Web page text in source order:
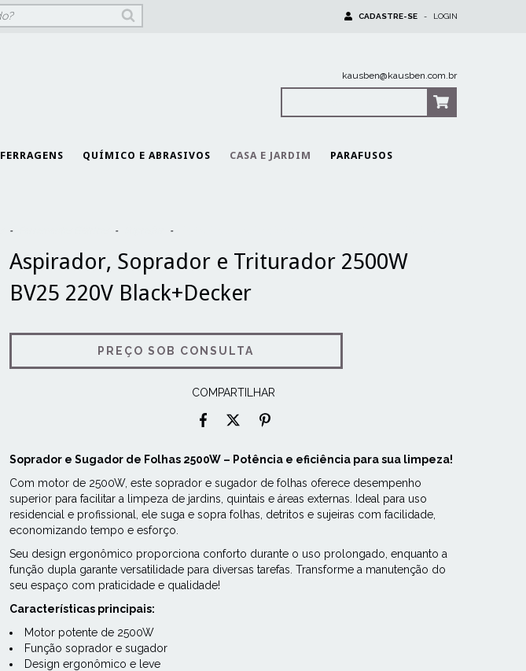
CADASTRE-SE - LOGIN
kausben@kausben.com.br
FERRAGENS QUÍMICO E ABRASIVOS CASA E JARDIM PARAFUSOS
- - -
Aspirador, Soprador e Triturador 2500W
BV25 220V Black+Decker
COMPARTILHAR
Soprador e Sugador de Folhas 2500W – Potência e eficiência para sua limpeza!
Com motor de 2500W, este soprador e sugador de folhas oferece desempenho
superior para facilitar a limpeza de jardins, quintais e áreas externas. Ideal para uso
residencial e profissional, ele suga e sopra folhas, detritos e sujeiras com facilidade,
economizando tempo e esforço.
Seu design ergonômico proporciona conforto durante o uso prolongado, enquanto a
função dupla garante versatilidade para diversas tarefas. Transforme a manutenção do
seu espaço com praticidade e qualidade!
Características principais:
Motor potente de 2500W
Função soprador e sugador
Design ergonômico e leve